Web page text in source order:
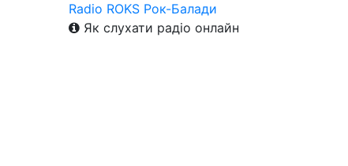
Radio ROKS Рок-Балади
Як слухати радіо онлайн